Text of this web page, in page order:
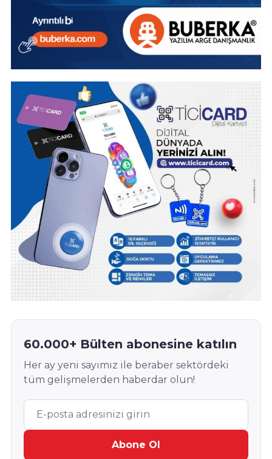
60.000+ Bülten abonesine katılın
Her ay yeni sayımız ile beraber sektördeki
tüm gelişmelerden haberdar olun!
Abone Ol